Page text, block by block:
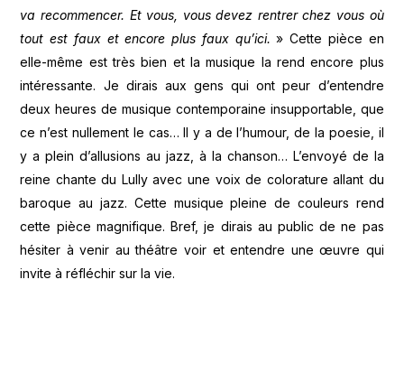
va recommencer. Et vous, vous devez rentrer chez vous où
tout est faux et encore plus faux qu’ici. » Cette pièce en
elle-même est très bien et la musique la rend encore plus
intéressante. Je dirais aux gens qui ont peur d’entendre
deux heures de musique contemporaine insupportable, que
ce n’est nullement le cas… Il y a de l’humour, de la poesie, il
y a plein d’allusions au jazz, à la chanson… L’envoyé de la
reine chante du Lully avec une voix de colorature allant du
baroque au jazz. Cette musique pleine de couleurs rend
cette pièce magnifique. Bref, je dirais au public de ne pas
hésiter à venir au théâtre voir et entendre une œuvre qui
invite à réfléchir sur la vie.